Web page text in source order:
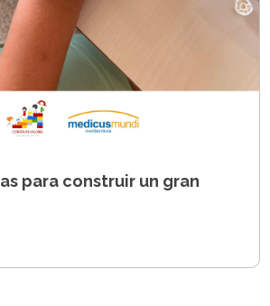
para construir un gran